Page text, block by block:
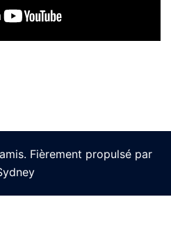
Fièrement propulsé par